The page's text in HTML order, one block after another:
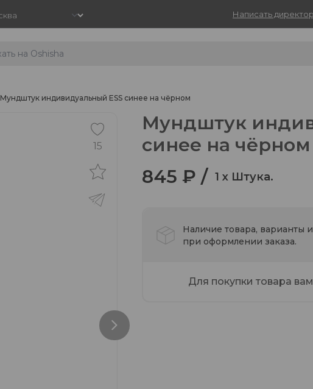
Написать
Мундштук индивидуальный ESS синее на чёрном
15
Мундштук
синее на чёрном
845 ₽ / 1 x Штука.
Наличие товара, варианты
при оформлении заказа.
Для покупки товара